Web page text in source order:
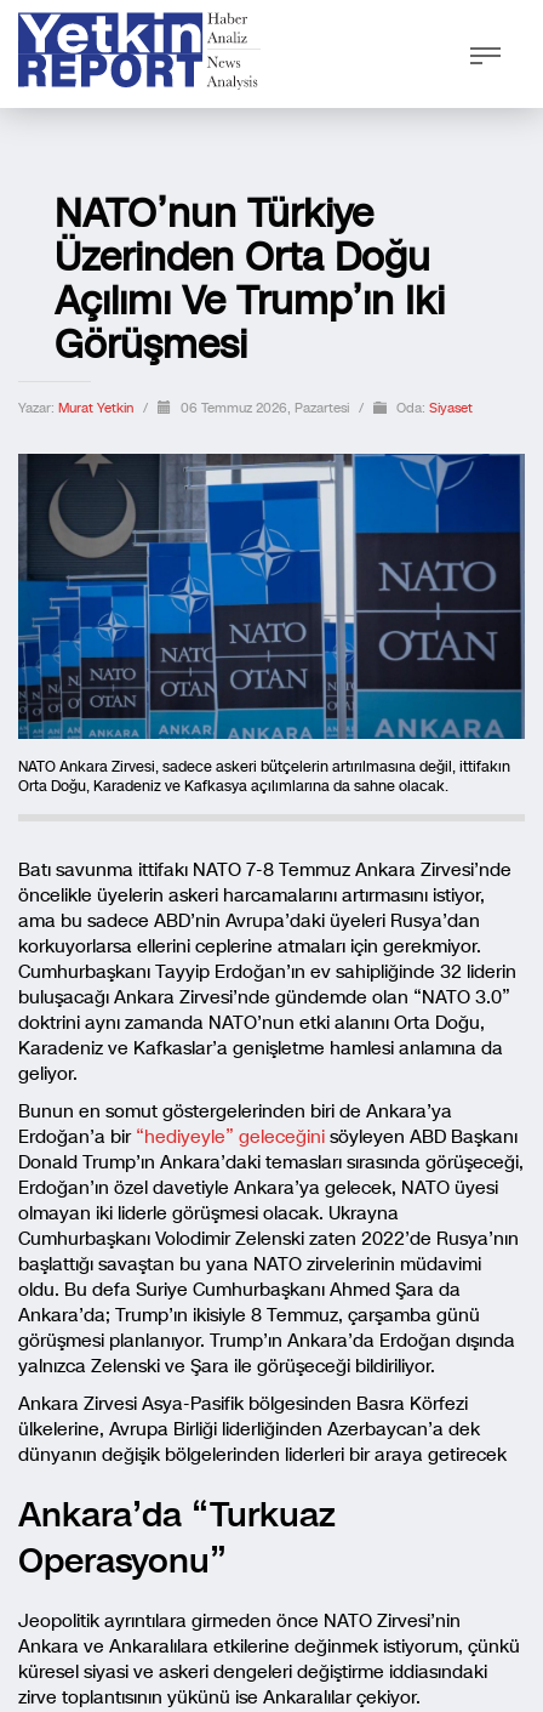
NATO’nun Türkiye
Üzerinden Orta Doğu
Açılımı Ve Trump’ın Iki
Görüşmesi
Yazar: Murat Yetkin / 06 Temmuz 2026, Pazartesi / Oda: Siyaset
NATO Ankara Zirvesi, sadece askeri bütçelerin artırılmasına değil, ittifakın
Orta Doğu, Karadeniz ve Kafkasya açılımlarına da sahne olacak.
Batı savunma ittifakı NATO 7-8 Temmuz Ankara Zirvesi’nde
öncelikle üyelerin askeri harcamalarını artırmasını istiyor,
ama bu sadece ABD’nin Avrupa’daki üyeleri Rusya’dan
korkuyorlarsa ellerini ceplerine atmaları için gerekmiyor.
Cumhurbaşkanı Tayyip Erdoğan’ın ev sahipliğinde 32 liderin
buluşacağı Ankara Zirvesi’nde gündemde olan “NATO 3.0”
doktrini aynı zamanda NATO’nun etki alanını Orta Doğu,
Karadeniz ve Kafkaslar’a genişletme hamlesi anlamına da
geliyor.
Bunun en somut göstergelerinden biri de Ankara’ya
Erdoğan’a bir “hediyeyle” geleceğini söyleyen ABD Başkanı
Donald Trump’ın Ankara’daki temasları sırasında görüşeceği,
Erdoğan’ın özel davetiyle Ankara’ya gelecek, NATO üyesi
olmayan iki liderle görüşmesi olacak. Ukrayna
Cumhurbaşkanı Volodimir Zelenski zaten 2022’de Rusya’nın
başlattığı savaştan bu yana NATO zirvelerinin müdavimi
oldu. Bu defa Suriye Cumhurbaşkanı Ahmed Şara da
Ankara’da; Trump’ın ikisiyle 8 Temmuz, çarşamba günü
görüşmesi planlanıyor. Trump’ın Ankara’da Erdoğan dışında
yalnızca Zelenski ve Şara ile görüşeceği bildiriliyor.
Ankara Zirvesi Asya-Pasifik bölgesinden Basra Körfezi
ülkelerine, Avrupa Birliği liderliğinden Azerbaycan’a dek
dünyanın değişik bölgelerinden liderleri bir araya getirecek
Ankara’da “Turkuaz
Operasyonu”
Jeopolitik ayrıntılara girmeden önce NATO Zirvesi’nin
Ankara ve Ankaralılara etkilerine değinmek istiyorum, çünkü
küresel siyasi ve askeri dengeleri değiştirme iddiasındaki
zirve toplantısının yükünü ise Ankaralılar çekiyor.